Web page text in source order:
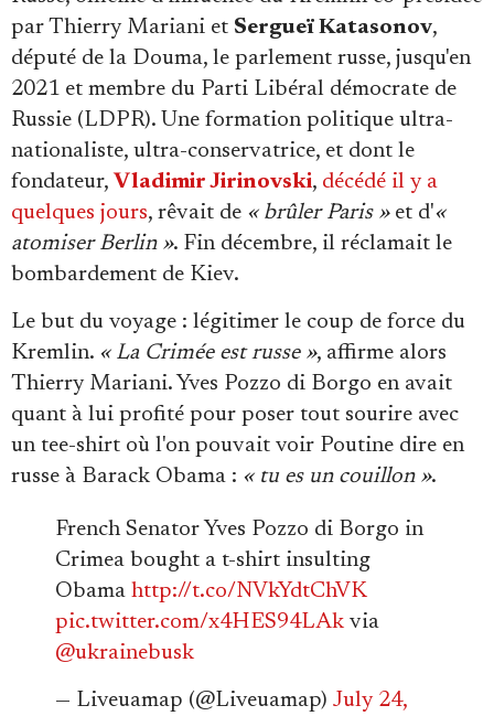
par Thierry Mariani et Sergueï Katasonov,
député de la Douma, le parlement russe, jusqu'en
2021 et membre du Parti Libéral démocrate de
Russie (LDPR). Une formation politique ultra-
nationaliste, ultra-conservatrice, et dont le
fondateur, Vladimir Jirinovski, décédé il y a
quelques jours, rêvait de « brûler Paris »et d'«
atomiser Berlin ». Fin décembre, il réclamait le
bombardement de Kiev.
Le but du voyage : légitimer le coup de force du
Kremlin. « La Crimée est russe », affirme alors
Thierry Mariani. Yves Pozzo di Borgo en avait
quant à lui profité pour poser tout sourire avec
un tee-shirt où l'on pouvait voir Poutine dire en
russe à Barack Obama : « tu es un couillon ».
French Senator Yves Pozzo di Borgo in
Crimea bought a t-shirt insulting
Obama http://t.co/NVkYdtChVK
pic.twitter.com/x4HES94LAk via
@ukrainebusk
— Liveuamap (@Liveuamap) July 24,